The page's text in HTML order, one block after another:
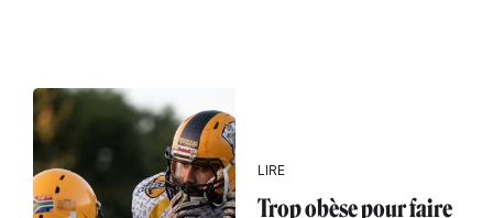
LIRE
Trop obèse pour faire